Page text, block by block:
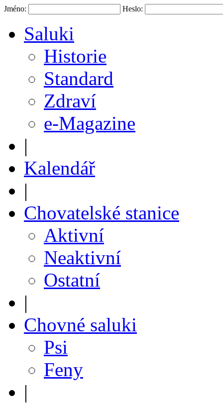
Jméno: Heslo:
Saluki
Historie
Standard
Zdraví
e-Magazine
|
Kalendář
|
Chovatelské stanice
Aktivní
Neaktivní
Ostatní
|
Chovné saluki
Psi
Feny
|